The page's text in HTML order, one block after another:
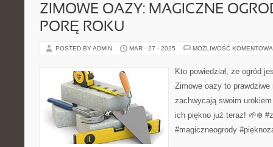
ZIMOWE OAZY: MAGICZNE
PORĘ ROKU
POSTED BY ADMIN MAR - 27 - 2025 MOŻLIWOŚĆ
Kto powiedział, że ogród
Zimowe oazy to
zachwycają swoim
ich piękno już teraz! 🌱❄️
#magiczneogrody